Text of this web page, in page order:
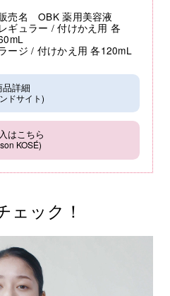
売名 OBK 薬用美容液
レギュラー / 付けかえ用 各
ージ / 付けかえ用 各120mL
品詳細
ドサイト)
はこちら
KOSÉ)
ェック！